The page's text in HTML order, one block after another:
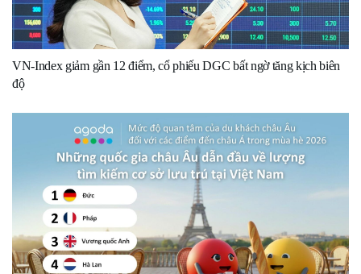
VN-Index giảm gần 12 điểm, cổ phiếu DGC bất ngờ tăng kịch biên
độ